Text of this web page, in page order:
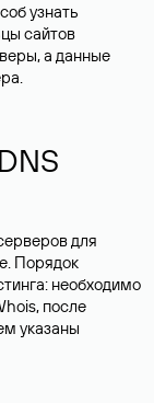
узнать
сайтов
а данные
для
Порядок
необходимо
после
указаны